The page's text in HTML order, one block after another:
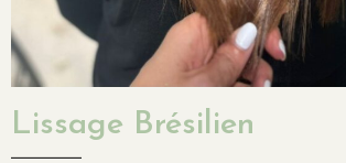
Lissage Brésilien